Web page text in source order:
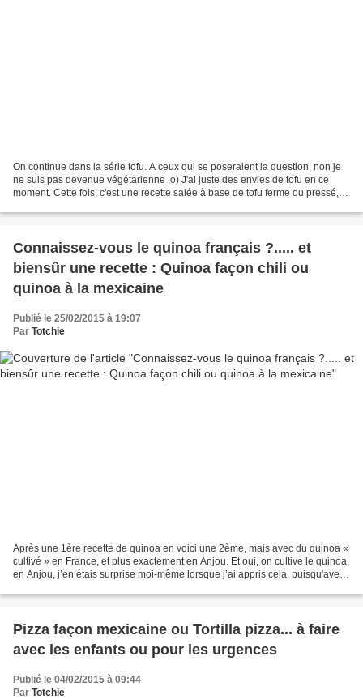
On continue dans la série tofu. A ceux qui se poseraient la question, non je
ne suis pas devenue végétarienne ;o) J'ai juste des envies de tofu en ce
moment. Cette fois, c'est une recette salée à base de tofu ferme ou pressé,
Connaissez-vous le quinoa français ?..... et
biensûr une recette : Quinoa façon chili ou
quinoa à la mexicaine
Publié le 25/02/2015 à 19:07
Par Totchie
Après une 1ère recette de quinoa en voici une 2ème, mais avec du quinoa «
cultivé » en France, et plus exactement en Anjou. Et oui, on cultive le quinoa
en Anjou, j’en étais surprise moi-même lorsque j’ai appris cela, puisqu'avec
Pizza façon mexicaine ou Tortilla pizza... à faire
avec les enfants ou pour les urgences
Publié le 04/02/2015 à 09:44
Par Totchie